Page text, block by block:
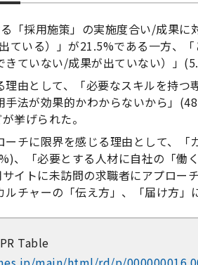
「採用施策」の実施度合い/成果
ている）」が21.5%である一方、
きていない/成果が出ていない）」
理由として、「必要なスキルを持つ
手法が効果的かわからないから」
挙げられた。
ーチに限界を感じる理由として、
、「必要とする人材に自社の「働
イトに未訪問の求職者にアプロー
チャーの「伝え方」、「届け方」
Table